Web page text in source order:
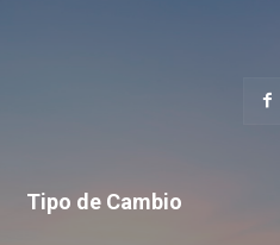
Tipo de Cambio